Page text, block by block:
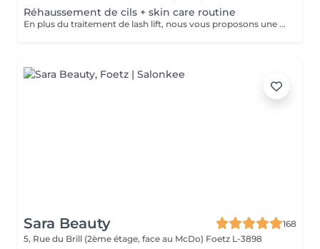
Réhaussement de cils + skin care routine
En plus du traitement de lash lift, nous vous proposons une expérience complète de soins de la peau. Notre routine de soins personnalisée comprend un double nettoyage pour éliminer les impuretés, suivi d'une exfoliation douce pour une peau lisse et radieuse. Ensuite, nous infusons votre peau avec un sérum hydratant spécialement sélectionné pour répondre à vos besoins. Enfin, nous appliquons un masque facial sur mesure qui offre une hydratation intense et une sensation de bien-être apaisante. Cette combinaison de lash lift et de soins de la peau vous permet de profiter de cils magnifiquement recourbés et d'une peau éclatante.
Sara Beauty
168
5, Rue du Brill (2ème étage, face au McDo) Foetz L-3898